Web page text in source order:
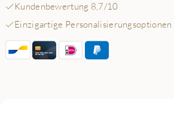
Kundenbewertung 8,7/10
Einzigartige Personalisierungsoptionen